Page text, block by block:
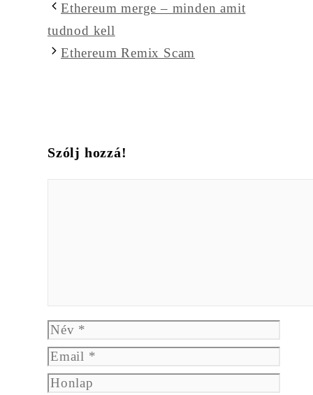
Ethereum merge – minden amit
tudnod kell
Ethereum Remix Scam
Szólj hozzá!
Név
Email
Honlap